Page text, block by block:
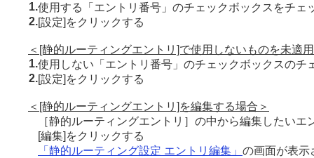
1.使用する「エントリ番号」のチェックボックスをチェ
2. [設定]をクリックする
＜[静的ルーティングエントリ]で使用しないものを未適
1.使用しない「エントリ番号」のチェックボックスのチ
2. [設定]をクリックする
＜[静的ルーティングエントリ]を編集する場合＞
［静的ルーティングエントリ］の中から編集したいエ
[編集]をクリックする
「静的ルーティング設定 エントリ編集」 の画面が表示